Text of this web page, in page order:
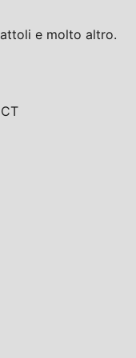
e molto altro.